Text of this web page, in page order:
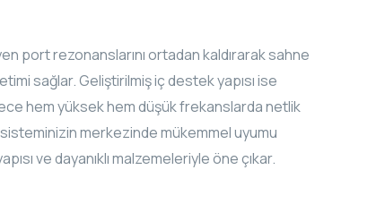
port rezonanslarını ortadan kaldırarak sahne
sağlar. Geliştirilmiş iç destek yapısı ise
hem yüksek hem düşük frekanslarda netlik
merkezinde mükemmel uyumu
ve dayanıklı malzemeleriyle öne çıkar.